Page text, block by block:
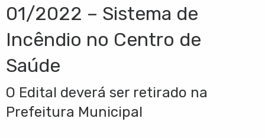
01/2022 – Sistema de
Incêndio no Centro de
Saúde
O Edital deverá ser retirado na
Prefeitura Municipal